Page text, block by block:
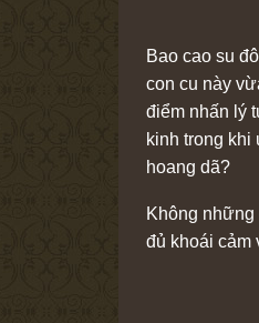
Bao cao su
con cu này
điểm nhấn lý
kinh trong
hoang dã?
Không
đủ khoái cảm